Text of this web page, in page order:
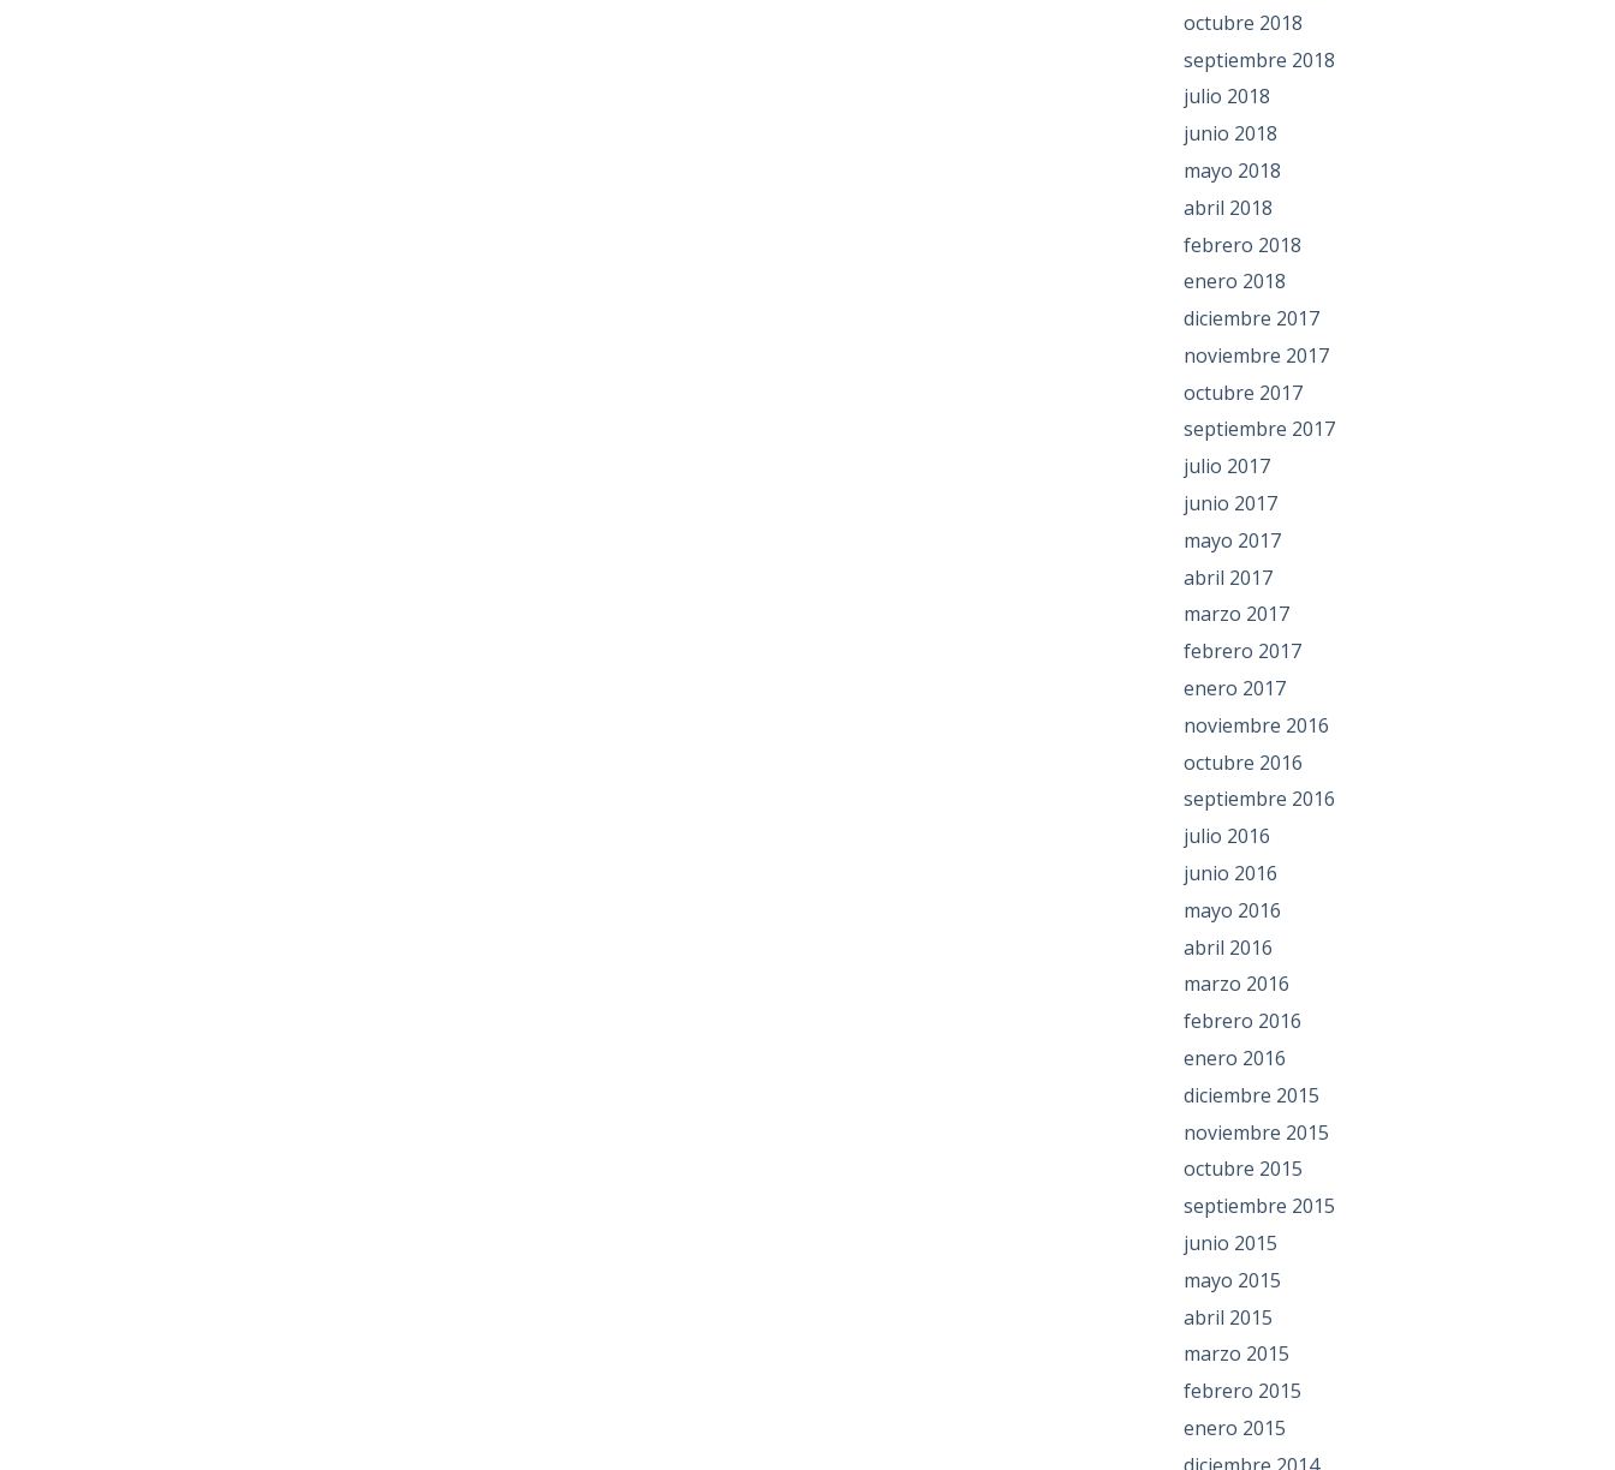
octubre 2018
septiembre 2018
julio 2018
junio 2018
mayo 2018
abril 2018
febrero 2018
enero 2018
diciembre 2017
noviembre 2017
octubre 2017
septiembre 2017
julio 2017
junio 2017
mayo 2017
abril 2017
marzo 2017
febrero 2017
enero 2017
noviembre 2016
octubre 2016
septiembre 2016
julio 2016
junio 2016
mayo 2016
abril 2016
marzo 2016
febrero 2016
enero 2016
diciembre 2015
noviembre 2015
octubre 2015
septiembre 2015
junio 2015
mayo 2015
abril 2015
marzo 2015
febrero 2015
enero 2015